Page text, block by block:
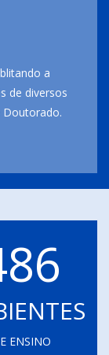
a
de diversos
Doutorado.
ENSINO